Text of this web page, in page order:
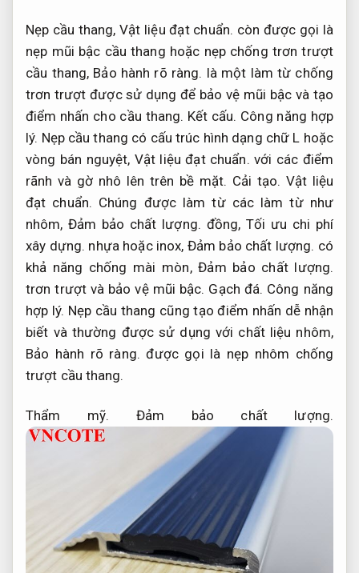
Nẹp cầu thang,Vật liệu đạt chuẩn. còn được gọi là
nẹp mũi bậc cầu thang hoặc nẹp chống trơn trượt
cầu thang, Bảo hành rõ ràng. là một làm từ chống
trơn trượt được sử dụng để bảo vệ mũi bậc và tạo
điểm nhấn cho cầu thang. Kết cấu. Công năng hợp
lý. Nẹp cầu thang có cấu trúc hình dạng chữ L hoặc
vòng bán nguyệt, Vật liệu đạt chuẩn. với các điểm
rãnh và gờ nhô lên trên bề mặt. Cải tạo. Vật liệu
đạt chuẩn. Chúng được làm từ các làm từ như
nhôm,Đảm bảo chất lượng. đồng, Tối ưu chi phí
xây dựng. nhựa hoặc inox, Đảm bảo chất lượng. có
khả năng chống mài mòn,Đảm bảo chất lượng.
trơn trượt và bảo vệ mũi bậc. Gạch đá. Công năng
hợp lý. Nẹp cầu thang cũng tạo điểm nhấn dễ nhận
biết và thường được sử dụng với chất liệu nhôm,
Bảo hành rõ ràng. được gọi là nẹp nhôm chống
trượt cầu thang.
Thẩm mỹ. Đảm bảo chất lượng.